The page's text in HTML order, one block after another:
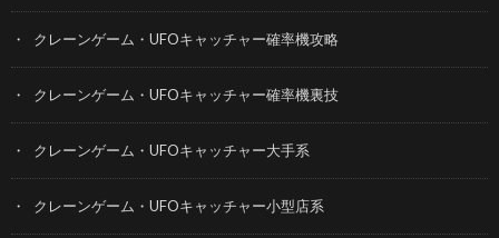
クレーンゲーム・UFOキャッチャー確率機攻略
クレーンゲーム・UFOキャッチャー確率機裏技
クレーンゲーム・UFOキャッチャー大手系
クレーンゲーム・UFOキャッチャー小型店系